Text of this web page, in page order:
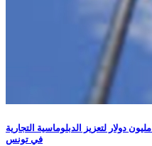
فرصة تمويل جديدة: منحة بقيمة تتجاوز 1.5 مليون دولار لتعزيز الدبلوماسية التجارية
في تونس